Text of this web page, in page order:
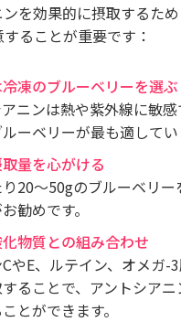
を効果的に摂取するた
ることが重要です：
凍のブルーベリーを選ぶ
ニンは熱や紫外線に敏
ーベリーが最も適してい
量を心がける
20〜50gのブルーベリ
勧めです。
物質との組み合わせ
やE、ルテイン、オメガ-
ることで、アントシア
とができます。